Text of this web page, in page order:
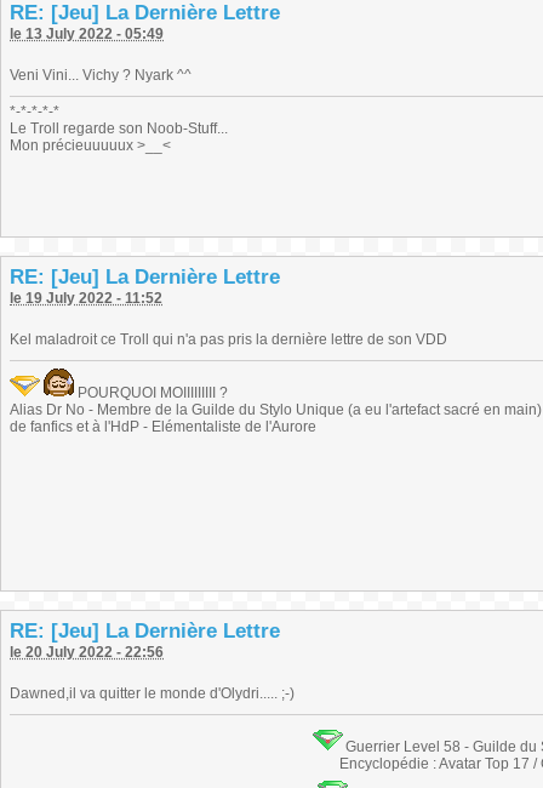
RE: [Jeu] La Dernière Lettre
le 13 July 2022 - 05:49
Veni Vini... Vichy ? Nyark ^^
*-*-*-*-*
Le Troll regarde son Noob-Stuff...
Mon précieuuuuux >__<
RE: [Jeu] La Dernière Lettre
le 19 July 2022 - 11:52
Kel maladroit ce Troll qui n'a pas pris la dernière lettre de son VDD
POURQUOI MOIIIIIIIII ?
Alias Dr No - Membre de la Guilde du Stylo Unique (a eu l'artefact sacré en
de fanfics et à l'HdP - Elémentaliste de l'Aurore
RE: [Jeu] La Dernière Lettre
le 20 July 2022 - 22:56
Dawned,il va quitter le monde d'Olydri..... ;-)
Guerrier Level 58 - Guilde
Encyclopédie : Avatar Top 17 /